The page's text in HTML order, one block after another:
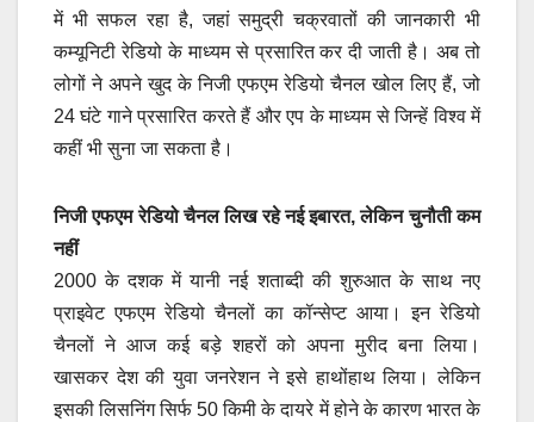
में भी सफल रहा है, जहां समुद्री चक्रवातों की जानकारी भी
कम्यूनिटी रेडियो के माध्यम से प्रसारित कर दी जाती है। अब तो
लोगों ने अपने खुद के निजी एफएम रेडियो चैनल खोल लिए हैं, जो
24 घंटे गाने प्रसारित करते हैं और एप के माध्यम से जिन्हें विश्व में
कहीं भी सुना जा सकता है।
निजी एफएम रेडियो चैनल लिख रहे नई इबारत, लेकिन चुनौती कम
नहीं
2000 के दशक में यानी नई शताब्दी की शुरुआत के साथ नए
प्राइवेट एफएम रेडियो चैनलों का कॉन्सेप्ट आया। इन रेडियो
चैनलों ने आज कई बड़े शहरों को अपना मुरीद बना लिया।
खासकर देश की युवा जनरेशन ने इसे हाथों​हाथ लिया। लेकिन
इसकी लिसनिंग सिर्फ 50 किमी के दायरे में होने के कारण भारत के